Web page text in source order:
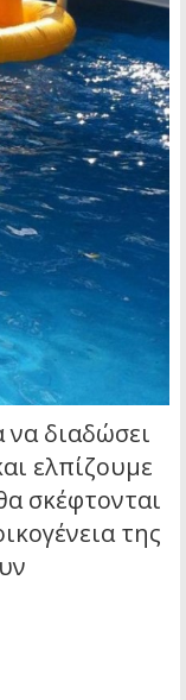
να διαδώσει
ελπίζουμε
σκέφτονται
της